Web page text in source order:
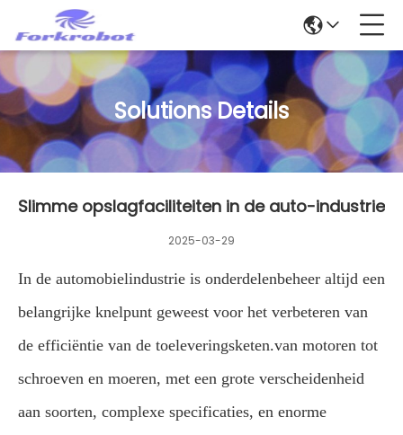
Solutions Details
Slimme opslagfaciliteiten in de auto-industrie
2025-03-29
In de automobielindustrie is onderdelenbeheer altijd een
belangrijke knelpunt geweest voor het verbeteren van
de efficiëntie van de toeleveringsketen.van motoren tot
schroeven en moeren, met een grote verscheidenheid
aan soorten, complexe specificaties, en enorme